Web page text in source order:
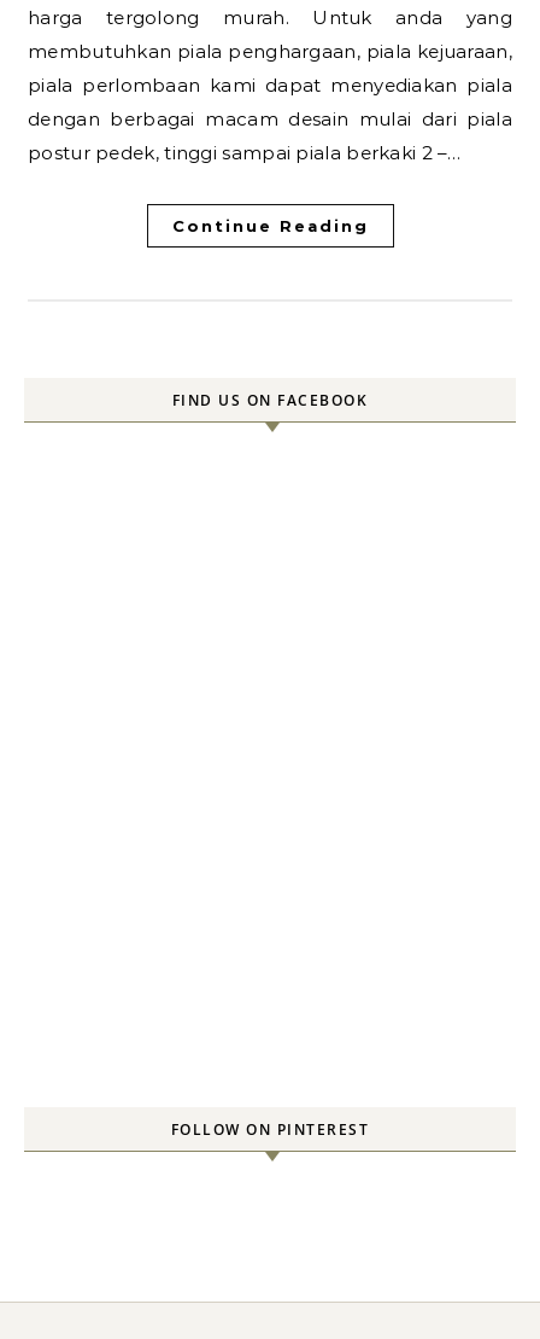
harga tergolong murah. Untuk anda yang
membutuhkan piala penghargaan, piala kejuaraan,
piala perlombaan kami dapat menyediakan piala
dengan berbagai macam desain mulai dari piala
postur pedek, tinggi sampai piala berkaki 2 –…
Continue Reading
FIND US ON FACEBOOK
FOLLOW ON PINTEREST